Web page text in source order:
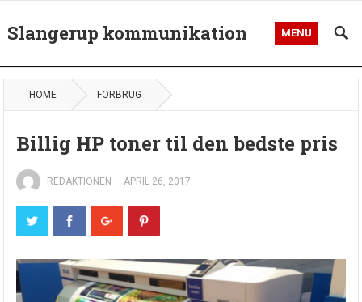
Slangerup kommunikation MENU
HOME FORBRUG
Billig HP toner til den bedste pris
REDAKTIONEN — APRIL 26, 2017